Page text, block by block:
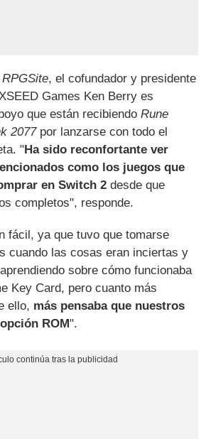
RPGSite, el cofundador y presidente
Games Ken Berry es
que están recibiendoRune
2077por lanzarse con todo el
"Ha sido reconfortante ver
como los juegos que
en Switch 2 desde que
completos", responde.
fácil, ya que tuvo que tomarse
cuando las cosas eran inciertas y
sobre cómo funcionaba
Key Card, pero cuanto más
ello, más pensaba que nuestros
ROM".